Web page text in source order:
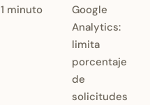
1 minuto
Google
Analytics:
limita
porcentaje
de
solicitudes